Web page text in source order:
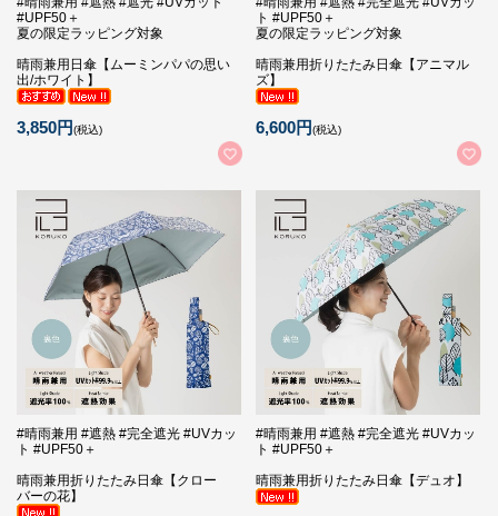
#UPF50＋
夏の限定ラッピング対象
晴雨兼用日傘【ムーミンパパの思い
出/ホワイト】
3,850円(税込)
ト #UPF50＋
夏の限定ラッピング対象
晴雨兼用折りたたみ日傘【アニマル
ズ】
6,600円(税込)
#晴雨兼用 #遮熱 #完全遮光 #UVカッ
ト #UPF50＋
晴雨兼用折りたたみ日傘【クロー
バーの花】
#晴雨兼用 #遮熱 #完全遮光 #UVカッ
ト #UPF50＋
晴雨兼用折りたたみ日傘【デュオ】